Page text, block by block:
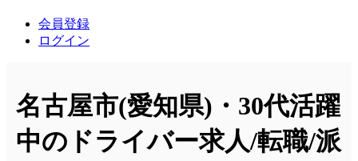
会員登録
ログイン
名古屋市(愛知県)・30代活躍
中のドライバー求人/転職/派